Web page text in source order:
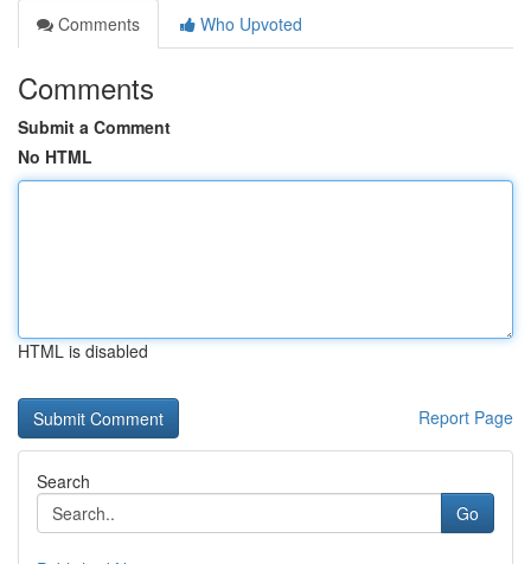
Comments
Who Upvoted
Comments
Submit a Comment
No HTML
HTML is disabled
Report Page
Search
Go